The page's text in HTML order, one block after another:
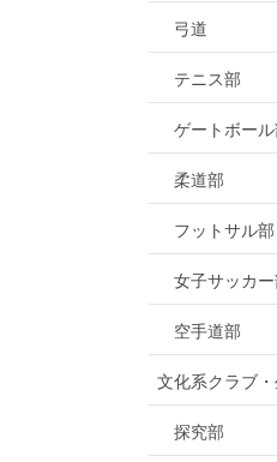
弓道
テニス部
ゲートボール
柔道部
フットサル部
女子サッカー
空手道部
文化系クラブ
探究部